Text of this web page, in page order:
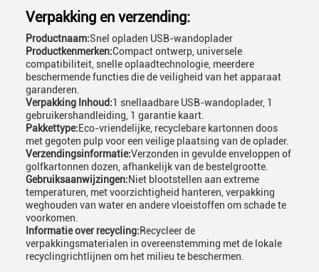
Verpakking en verzending:
Productnaam:Snel opladen USB-wandoplader
Productkenmerken:Compact ontwerp, universele
compatibiliteit, snelle oplaadtechnologie, meerdere
beschermende functies die de veiligheid van het apparaat
garanderen.
Verpakking Inhoud:1 snellaadbare USB-wandoplader, 1
gebruikershandleiding, 1 garantie kaart.
Pakkettype:Eco-vriendelijke, recyclebare kartonnen doos
met gegoten pulp voor een veilige plaatsing van de oplader.
Verzendingsinformatie:Verzonden in gevulde enveloppen of
golfkartonnen dozen, afhankelijk van de bestelgrootte.
Gebruiksaanwijzingen:Niet blootstellen aan extreme
temperaturen, met voorzichtigheid hanteren, verpakking
weghouden van water en andere vloeistoffen om schade te
voorkomen.
Informatie over recycling:Recycleer de
verpakkingsmaterialen in overeenstemming met de lokale
recyclingrichtlijnen om het milieu te beschermen.